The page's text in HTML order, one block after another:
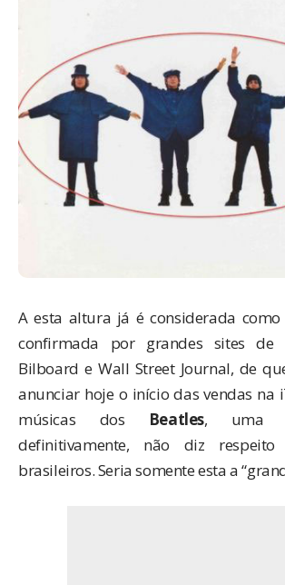
A esta altura já é considerada
confirmada por grandes sites de
Bilboard eWall Street Journal, de
anunciar hoje o início das vendas na
músicas dos Beatles, uma
definitivamente, não diz
brasileiros. Seria somente esta a